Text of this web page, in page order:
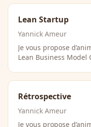
Lean Startup
Yannick Ameur
Je vous propose
Lean Business
Rétrospective
Yannick Ameur
Je vous propose